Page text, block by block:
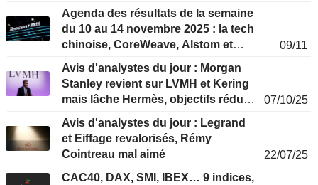
Agenda des résultats de la semaine
du 10 au 14 novembre 2025 : la tech
chinoise, CoreWeave, Alstom et
09/11
Avis d'analystes du jour : Morgan
Stanley revient sur LVMH et Kering
mais lâche Hermès, objectifs réduits
07/10/25
Avis d'analystes du jour : Legrand
et Eiffage revalorisés, Rémy
Cointreau mal aimé
22/07/25
CAC40, DAX, SMI, IBEX… 9 indices,